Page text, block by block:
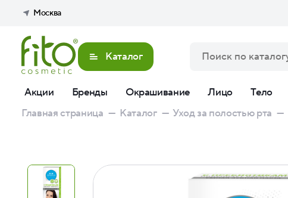
Москва
Каталог
Акции Бренды Окрашивание Лицо Тело
Главная страница — Каталог — Уход за полостью рта —